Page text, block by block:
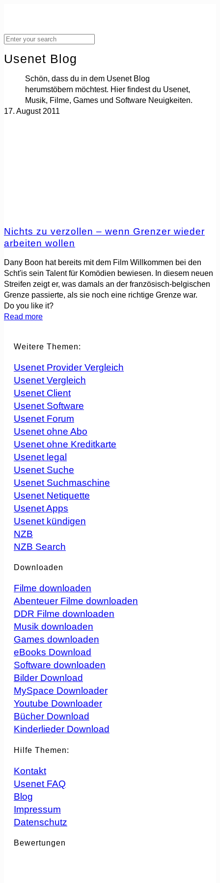
Usenet Blog
Schön, dass du in dem Usenet Blog
herumstöbern möchtest. Hier findest du Usenet,
Musik, Filme, Games und Software Neuigkeiten.
17. August 2011
Nichts zu verzollen – wenn Grenzer wieder
arbeiten wollen
Dany Boon hat bereits mit dem Film Willkommen bei den
Scht'is sein Talent für Komödien bewiesen. In diesem neuen
Streifen zeigt er, was damals an der französisch-belgischen
Grenze passierte, als sie noch eine richtige Grenze war.
Do you like it?
Read more
Weitere Themen:
Usenet Provider Vergleich
Usenet Vergleich
Usenet Client
Usenet Software
Usenet Forum
Usenet ohne Abo
Usenet ohne Kreditkarte
Usenet legal
Usenet Suche
Usenet Suchmaschine
Usenet Netiquette
Usenet Apps
Usenet kündigen
NZB
NZB Search
Downloaden
Filme downloaden
Abenteuer Filme downloaden
DDR Filme downloaden
Musik downloaden
Games downloaden
eBooks Download
Software downloaden
Bilder Download
MySpace Downloader
Youtube Downloader
Bücher Download
Kinderlieder Download
Hilfe Themen:
Kontakt
Usenet FAQ
Blog
Impressum
Datenschutz
Bewertungen